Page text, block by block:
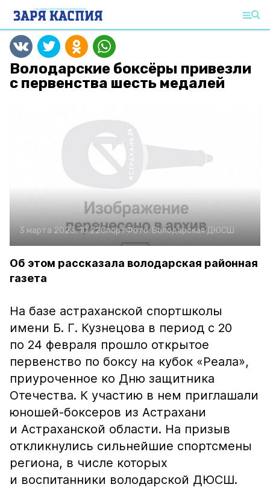
Володарские боксёры привезли
с первенства шесть медалей
3 марта 2023, 10:22СпортФото: Володарская ДЮСШ
Об этом рассказала володарская районная
газета
На базе астраханской спортшколы
имени Б. Г. Кузнецова в период с 20
по 24 февраля прошло открытое
первенство по боксу на кубок «Реала»,
приуроченное ко Дню защитника
Отечества. К участию в нем приглашали
юношей-боксеров из Астрахани
и Астраханской области. На призыв
откликнулись сильнейшие спортсмены
региона, в числе которых
и воспитанники володарской ДЮСШ.